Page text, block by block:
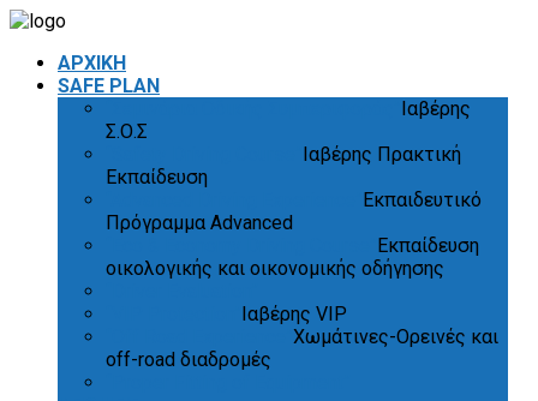
ΑΡΧΙΚΗ
SAFE PLAN
Ιαβέρης
Σ.Ο.Σ
Ιαβέρης Πρακτική
Εκπαίδευση
Εκπαιδευτικό
Πρόγραμμα Advanced
Εκπαίδευση
οικολογικής και οικονομικής οδήγησης
Ιαβέρης VIP
Χωμάτινες-Ορεινές και
off-road διαδρομές